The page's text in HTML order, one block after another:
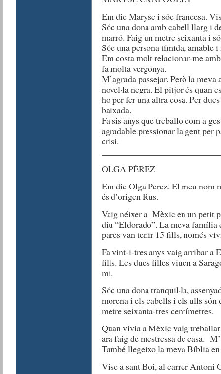
Em dic Maryse i sóc francesa.
Sóc una dona amb cabell llarg i
marró. Faig un metre seixanta i
Sóc una persona tímida, amable i
Em costa molt relacionar-me
fa molta vergonya.
M’agrada passejar. Però la
novel·la negra. El pitjor és quan
ho per fer una altra cosa. Per
baixada.
Fa sis anys que treballo com a
agradable pressionar la gent
crisi.
OLGA PÉREZ
Em dic Olga Perez. El meu nom
és d’origen Rus.
Vaig néixer a Mèxic en un petit
diu “Eldorado”. La meva família
pares van tenir 15 fills, només
Fa vint-i-tres anys vaig arribar a
fills. Les dues filles viuen a
mi.
Sóc una dona tranquil·la,
morena i els cabells i els ulls són
metre seixanta-tres centímetres.
Quan vivia a Mèxic vaig
ara faig de mestressa de casa.
També llegeixo la meva Bíblia en
Visc a sant Boi, al carrer Antoni